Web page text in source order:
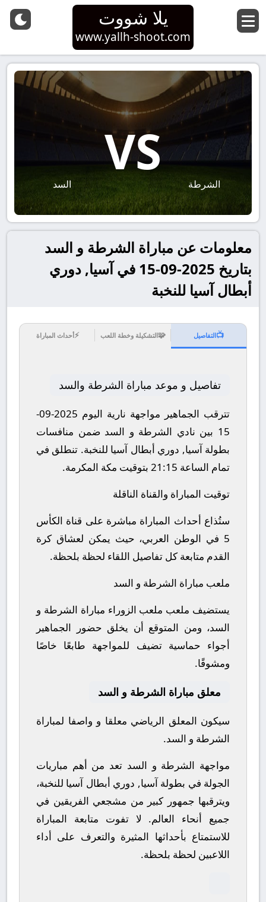
يلا شووت
www.yallh-shoot.com
الشرطة
VS
السد
معلومات عن مباراة الشرطة و السد
بتاريخ 2025-09-15 في آسيا, دوري
أبطال آسيا للنخبة
📺التفاصيل 🧩التشكيلة وخطة اللعب ⚡أحداث المباراة
تفاصيل و موعد مباراة الشرطة والسد
تترقب الجماهير مواجهة نارية اليوم 2025-09-
15 بين نادي الشرطة و السد ضمن منافسات
بطولة آسيا, دوري أبطال آسيا للنخبة. تنطلق في
تمام الساعة 21:15 بتوقيت مكة المكرمة.
توقيت المباراة والقناة الناقلة
ستُذاع أحداث المباراة مباشرة على قناة الكأس
5 في الوطن العربي، حيث يمكن لعشاق كرة
القدم متابعة كل تفاصيل اللقاء لحظة بلحظة.
ملعب مباراة الشرطة و السد
يستضيف ملعب ملعب الزوراء مباراة الشرطة و
السد، ومن المتوقع أن يخلق حضور الجماهير
أجواء حماسية تضيف للمواجهة طابعًا خاصًا
ومشوقًا.
معلق مباراة الشرطة و السد
سيكون المعلق الرياضي معلقا و واصفا لمباراة
الشرطة و السد.
مواجهة الشرطة و السد تعد من أهم مباريات
الجولة في بطولة آسيا, دوري أبطال آسيا للنخبة،
ويترقبها جمهور كبير من مشجعي الفريقين في
جميع أنحاء العالم.
لا تفوت متابعة المباراة
للاستمتاع بأحداثها المثيرة والتعرف على أداء
اللاعبين لحظة بلحظة.